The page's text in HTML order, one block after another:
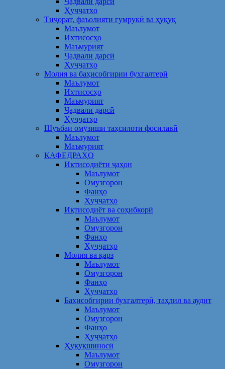
Ҳуҷҷатҳо
Тиҷорат, фаъолияти гумрукӣ ва ҳуқуқ
Маълумот
Ихтисосҳо
Маъмурият
Ҷадвали дарсӣ
Ҳуҷҷатҳо
Молия ва баҳисобгирии бухгалтерӣ
Маълумот
Ихтисосҳо
Маъмурият
Ҷадвали дарсӣ
Ҳуҷҷатҳо
Шуъбаи омӯзиши таҳсилоти фосилавӣ
Маълумот
Маъмурият
КАФЕДРАҲО
Иқтисодиёти ҷаҳон
Маълумот
Омузгорон
Фанҳо
Ҳуҷҷатҳо
Иқтисодиёт ва соҳибкорӣ
Маълумот
Омузгорон
Фанҳо
Ҳуҷҷатҳо
Молия ва қарз
Маълумот
Омузгорон
Фанҳо
Ҳуҷҷатҳо
Баҳисобгирии бухгалтерӣ, таҳлил ва аудит
Маълумот
Омузгорон
Фанҳо
Ҳуҷҷатҳо
Ҳуқуқшиносӣ
Маълумот
Омузгорон